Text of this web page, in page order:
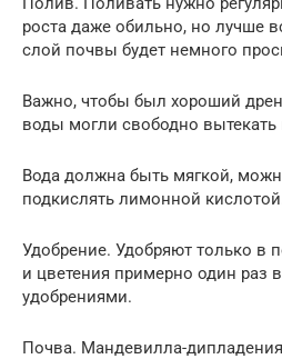
роста даже обильно, но лучше
слой почвы будет немного
Важно, чтобы был хороший
воды могли свободно вытекать
Вода должна быть мягкой,
подкислять лимонной
Удобрение. Удобряют только в
и цветения примерно один
удобрениями.
Почва. Мандевилла-